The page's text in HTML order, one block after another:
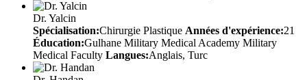
Dr. Yalcin
Spécialisation:Chirurgie Plastique Années d'expérience:21
Éducation:Gulhane Military Medical Academy Military
Medical Faculty Langues:Anglais, Turc